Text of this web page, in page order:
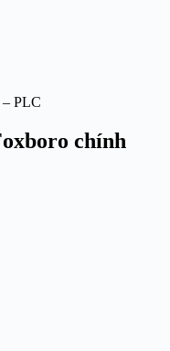
PLC
chính